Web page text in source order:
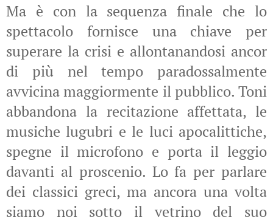
Ma è con la sequenza finale che lo
spettacolo fornisce una chiave per
superare la crisi e allontanandosi ancor
di più nel tempo paradossalmente
avvicina maggiormente il pubblico. Toni
abbandona la recitazione affettata, le
musiche lugubri e le luci apocalittiche,
spegne il microfono e porta il leggio
davanti al proscenio. Lo fa per parlare
dei classici greci, ma ancora una volta
siamo noi sotto il vetrino del suo